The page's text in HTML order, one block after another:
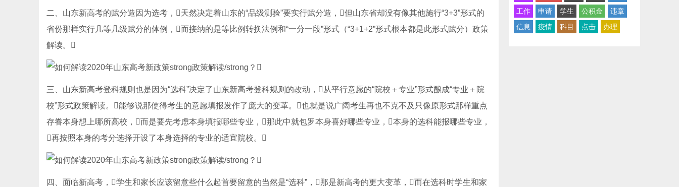
二、山东新高考的赋分造因为选考，天然决定着山东的“品级测验”要实行赋分造，但山东省却没有像其他施行“3+3”形式的
省份那样实行几等几级赋分的体例，而接纳的是等比例转换法例和“一分一段”形式（“3+1+2”形式根本都是此形式赋分）政策
解读。
三、山东新高考登科规则也是因为“选科”决定了山东新高考登科规则的改动，从平行意愿的“院校＋专业”形式酿成“专业＋院
校”形式政策解读。能够说那使得考生的意愿填报发作了庞大的变革。也就是说广阔考生再也不克不及只像原形式那样重点
存眷本身想上哪所高校，而是要先考虑本身填报哪些专业，那此中就包罗本身喜好哪些专业，本身的选科能报哪些专业，
再按照本身的考分选择开设了本身选择的专业的适宜院校。
四、面临新高考，学生和家长应该留意些什么起首要留意的当然是“选科”，那是新高考的更大变革，而在选科时学生和家
工作
申请 学生 公积金
违章
信息
疫情 科目 点击 办理